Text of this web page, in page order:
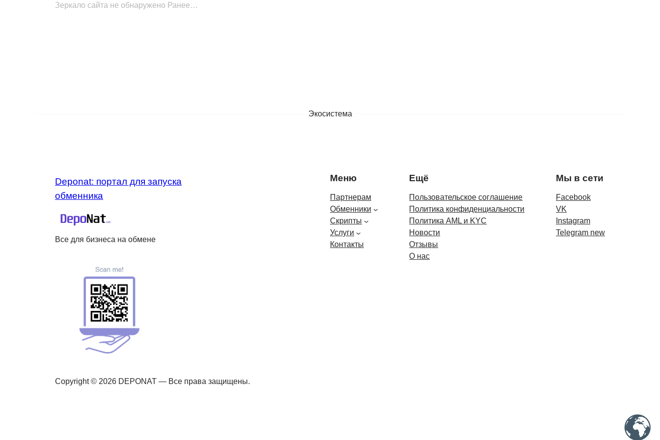
Зеркало сайта не обнаружено Ранее…
Экосистема
Deponat: портал для запуска
обменника
Все для бизнеса на обмене
Меню
Партнерам
Обменники
Скрипты
Услуги
Контакты
Ещё
Пользовательское соглашение
Политика конфиденциальности
Политика AML и KYC
Новости
Отзывы
О нас
Мы в сети
Facebook
VK
Instagram
Telegram new
Copyright © 2026 DEPONAT — Все права защищены.